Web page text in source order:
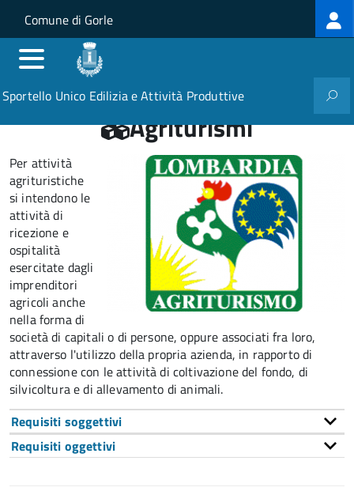
Salta al contenuto principale
Skip to site navigation
Comune di Gorle
Sportello Unico Edilizia e Attività Produttive
Agriturismi
Per attività
agrituristiche
si intendono le
attività di
ricezione e
ospitalità
esercitate dagli
imprenditori
agricoli anche
nella forma di
società di capitali o di persone, oppure associati fra loro,
attraverso l'utilizzo della propria azienda, in rapporto di
connessione con le attività di coltivazione del fondo, di
silvicoltura e di allevamento di animali.
Requisiti soggettivi
Requisiti oggettivi